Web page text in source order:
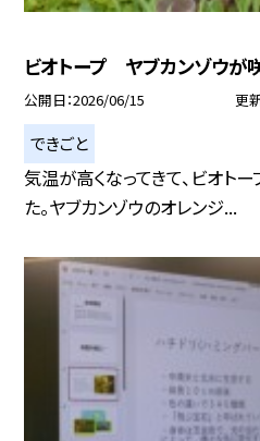
ビオトープ ヤブカンゾウが
公開日 2026/06/15 更
できごと
気温が高くなってきて、ビオト
た。ヤブカンゾウのオレンジ...